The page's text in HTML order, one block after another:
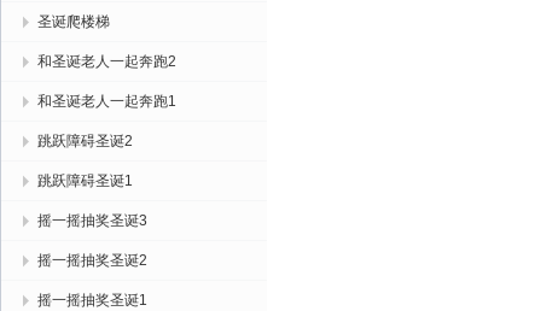
圣诞爬楼梯
和圣诞老人一起奔跑2
和圣诞老人一起奔跑1
跳跃障碍圣诞2
跳跃障碍圣诞1
摇一摇抽奖圣诞3
摇一摇抽奖圣诞2
摇一摇抽奖圣诞1